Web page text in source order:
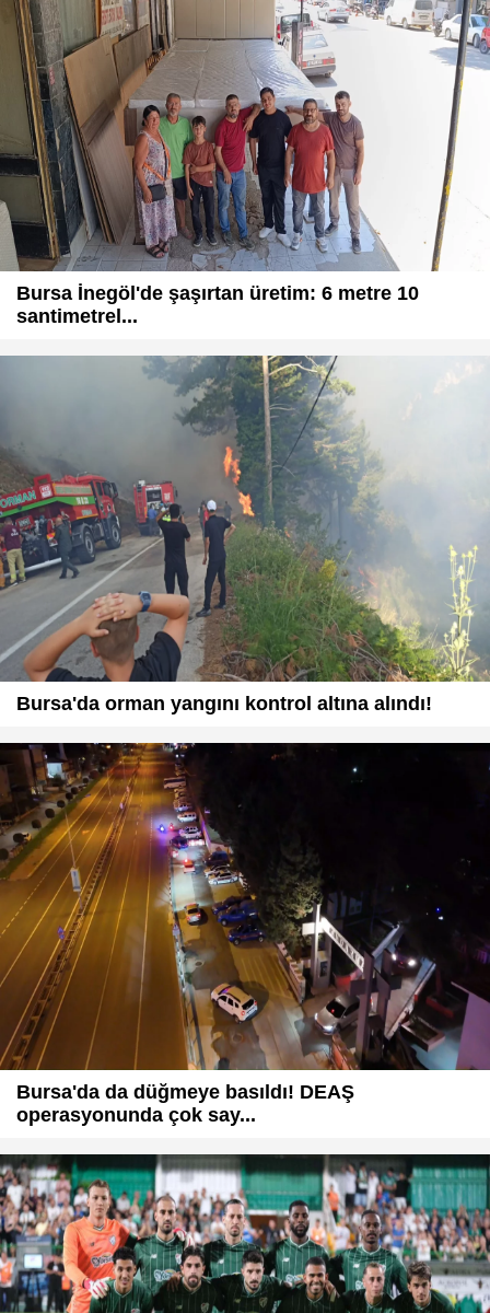
Bursa İnegöl'de şaşırtan üretim: 6 metre 10
santimetrel...
Bursa'da orman yangını kontrol altına alındı!
Bursa'da da düğmeye basıldı! DEAŞ
operasyonunda çok say...